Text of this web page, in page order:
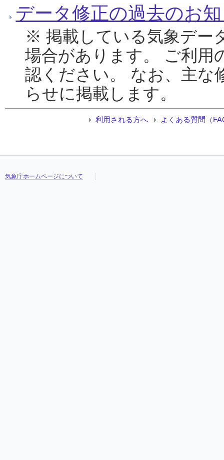
データ修正の過去のお
※ 掲載している気象デー
場合があります。 ご利用
認ください。 なお、主な
らせに掲載します。
利用される方へ よくある質問（
気象庁ホームページについて